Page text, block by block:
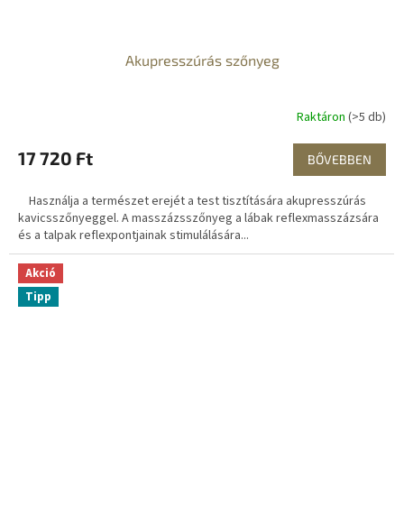
Akupresszúrás szőnyeg
Raktáron (>5 db)
17 720 Ft BŐVEBBEN
Használja a természet erejét a test tisztítására akupresszúrás
kavicsszőnyeggel. A masszázsszőnyeg a lábak reflexmasszázsára
és a talpak reflexpontjainak stimulálására...
Akció
Tipp